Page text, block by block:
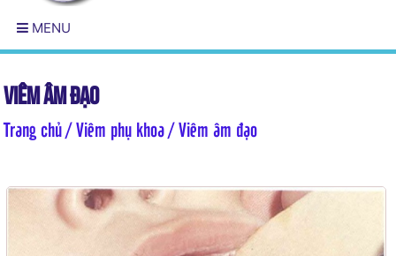
MENU
Viêm âm đạo
Trang chủ/ Viêm phụ khoa / Viêm âm đạo